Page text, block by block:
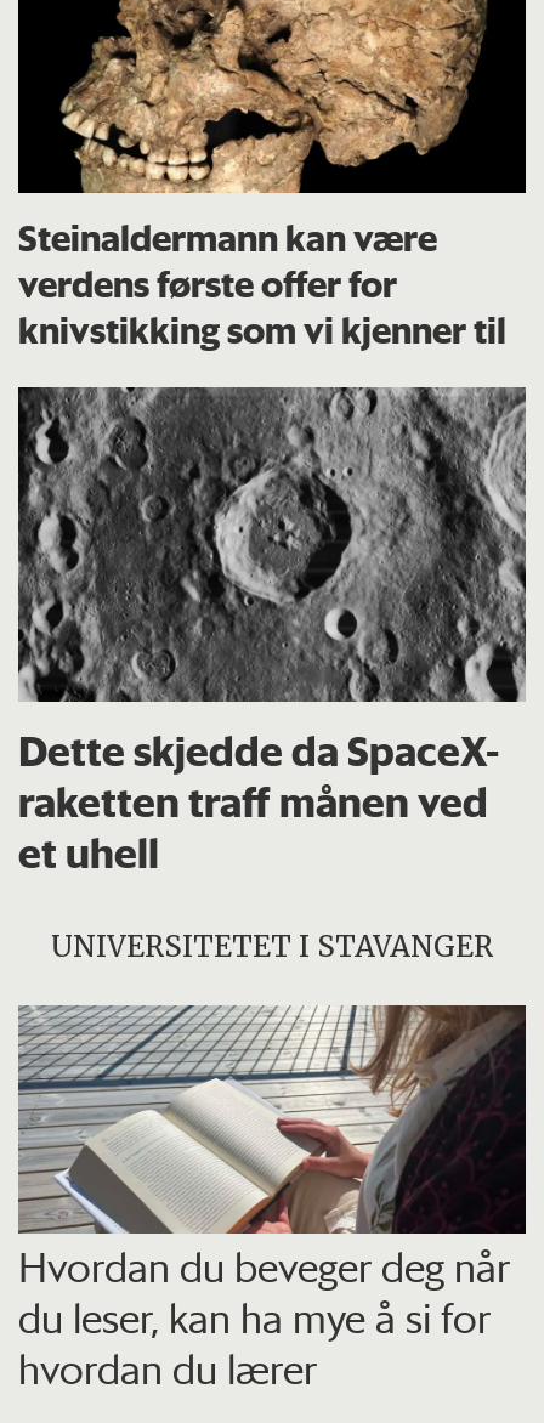
Steinaldermann kan være
verdens første offer for
knivstikking som vi kjenner til
Dette skjedde da SpaceX-
raketten traff månen ved
et uhell
UNIVERSITETET I STAVANGER
Hvordan du beveger deg når
du leser, kan ha mye å si for
hvordan du lærer